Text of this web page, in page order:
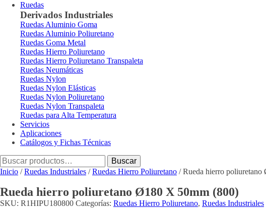
Ruedas
Derivados Industriales
Ruedas Aluminio Goma
Ruedas Aluminio Poliuretano
Ruedas Goma Metal
Ruedas Hierro Poliuretano
Ruedas Hierro Poliuretano Transpaleta
Ruedas Neumáticas
Ruedas Nylon
Ruedas Nylon Elásticas
Ruedas Nylon Poliuretano
Ruedas Nylon Transpaleta
Ruedas para Alta Temperatura
Servicios
Aplicaciones
Catálogos y Fichas Técnicas
Buscar
por:
Buscar
Inicio /Ruedas Industriales /Ruedas Hierro Poliuretano / Rueda hierro
Rueda hierro poliuretano Ø180 X 50mm (800)
SKU: R1HIPU180800 Categorías: Ruedas Hierro Poliuretano, Ruedas Industriales